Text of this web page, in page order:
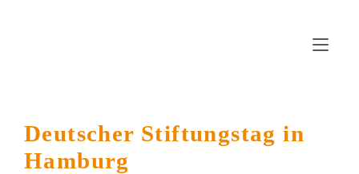
Deutscher Stiftungstag in
Hamburg